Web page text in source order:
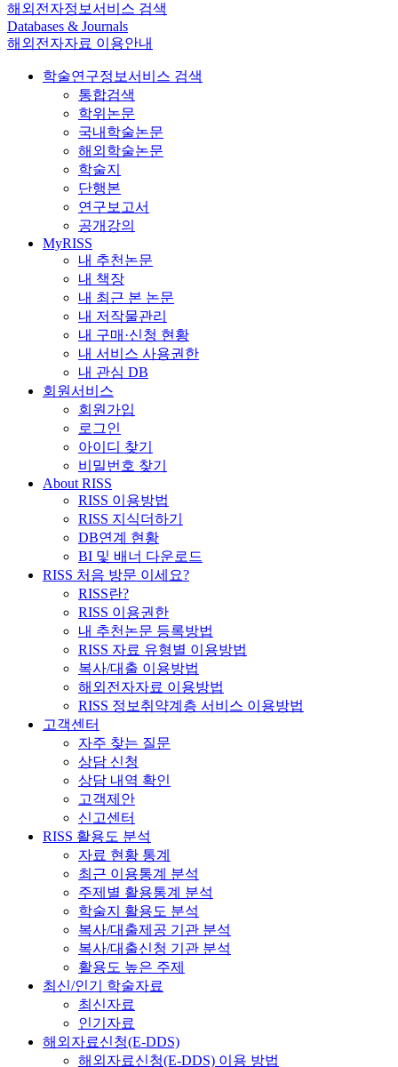
해외전자정보서비스 검색
Databases & Journals
해외전자자료 이용안내
학술연구정보서비스 검색
통합검색
학위논문
국내학술논문
해외학술논문
학술지
단행본
연구보고서
공개강의
MyRISS
내 추천논문
내 책장
내 최근 본 논문
내 저작물관리
내 구매·신청 현황
내 서비스 사용권한
내 관심 DB
회원서비스
회원가입
로그인
아이디 찾기
비밀번호 찾기
About RISS
RISS 이용방법
RISS 지식더하기
DB연계 현황
BI 및 배너 다운로드
RISS 처음 방문 이세요?
RISS란?
RISS 이용권한
내 추천논문 등록방법
RISS 자료 유형별 이용방법
복사/대출 이용방법
해외전자자료 이용방법
RISS 정보취약계층 서비스 이용방법
고객센터
자주 찾는 질문
상담 신청
상담 내역 확인
고객제안
신고센터
RISS 활용도 분석
자료 현황 통계
최근 이용통계 분석
주제별 활용통계 분석
학술지 활용도 분석
복사/대출제공 기관 분석
복사/대출신청 기관 분석
활용도 높은 주제
최신/인기 학술자료
최신자료
인기자료
해외자료신청(E-DDS)
해외자료신청(E-DDS) 이용 방법